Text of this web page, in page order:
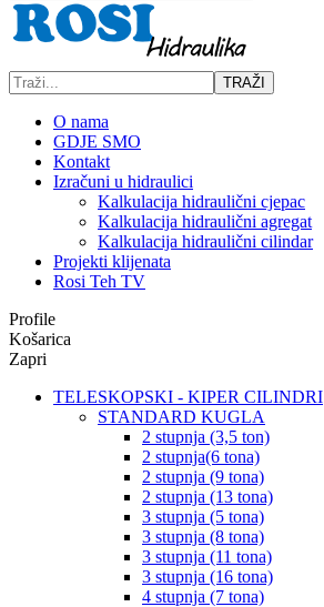
TRAŽI
O nama
GDJE SMO
Kontakt
Izračuni u hidraulici
Kalkulacija hidraulični cjepac
Kalkulacija hidraulični agregat
Kalkulacija hidraulični cilindar
Projekti klijenata
Rosi Teh TV
Profile
Košarica
Zapri
TELESKOPSKI - KIPER CILINDRI
STANDARD KUGLA
2 stupnja (3,5 ton)
2 stupnja(6 tona)
2 stupnja (9 tona)
2 stupnja (13 tona)
3 stupnja (5 tona)
3 stupnja (8 tona)
3 stupnja (11 tona)
3 stupnja (16 tona)
4 stupnja (7 tona)